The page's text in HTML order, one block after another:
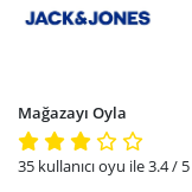
Mağazayı Oyla
35 kullanıcı oyu ile3.4/ 5